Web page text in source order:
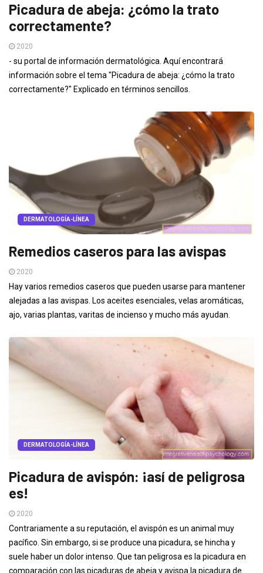
Picadura de abeja: ¿cómo la trato
correctamente?
2020
- su portal de información dermatológica. Aquí encontrará
información sobre el tema "Picadura de abeja: ¿cómo la trato
correctamente?" Explicado en términos sencillos.
DERMATOLOGÍA-LÍNEA
Remedios caseros para las avispas
2020
Hay varios remedios caseros que pueden usarse para mantener
alejadas a las avispas. Los aceites esenciales, velas aromáticas,
ajo, varias plantas, varitas de incienso y mucho más ayudan.
DERMATOLOGÍA-LÍNEA
Picadura de avispón: ¡así de peligrosa
es!
2020
Contrariamente a su reputación, el avispón es un animal muy
pacífico. Sin embargo, si se produce una picadura, se hincha y
suele haber un dolor intenso. Que tan peligrosa es la picadura en
comparación con las picaduras de abeja y avispa la picadura de